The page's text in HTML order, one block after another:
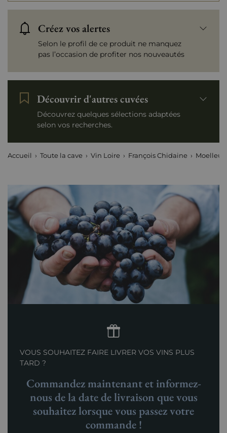
Créez vos alertes
Selon le profil de ce produit ne manquez
pas l’occasion de profiter nos nouveautés
Découvrir d'autres cuvées
Découvrez quelques sélections adaptées
selon vos recherches.
Accueil Toute la cave Vin Loire François Chidaine Moelleux
VOUS SOUHAITEZ FAIRE LIVRER VOS VINS PLUS
TARD ?
Commandez maintenant et informez-
nous de la date de livraison que vous
souhaitez lorsque vous passez votre
commande !